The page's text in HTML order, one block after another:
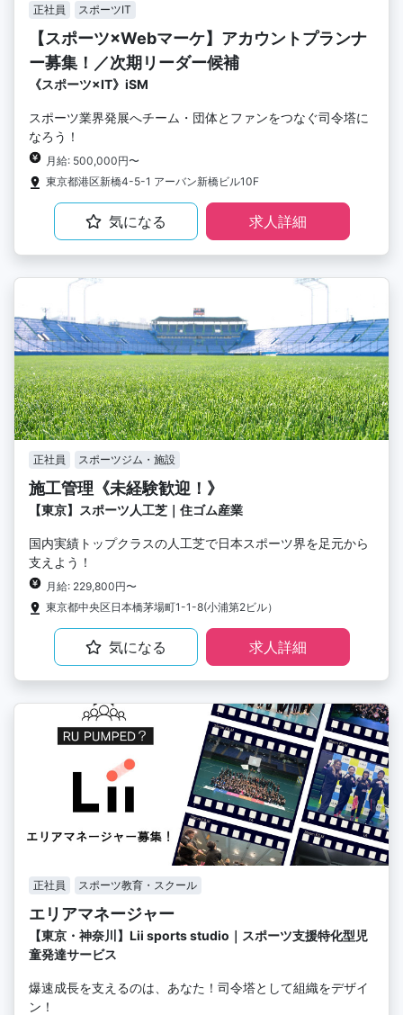
正社員 スポーツIT
【スポーツ×Webマーケ】アカウントプランナ
ー募集！／次期リーダー候補
《スポーツ×IT》iSM
スポーツ業界発展へチーム・団体とファンをつなぐ司令塔に
なろう！
月給: 500,000円〜
東京都港区新橋4-5-1 アーバン新橋ビル10F
気になる 求人詳細
正社員 スポーツジム・施設
施工管理《未経験歓迎！》
【東京】スポーツ人工芝｜住ゴム産業
国内実績トップクラスの人工芝で日本スポーツ界を足元から
支えよう！
月給: 229,800円〜
東京都中央区日本橋茅場町1-1-8(小浦第2ビル）
気になる 求人詳細
正社員 スポーツ教育・スクール
エリアマネージャー
【東京・神奈川】Lii sports studio｜スポーツ支援特化型児
童発達サービス
爆速成長を支えるのは、あなた！司令塔として組織をデザイ
ン！